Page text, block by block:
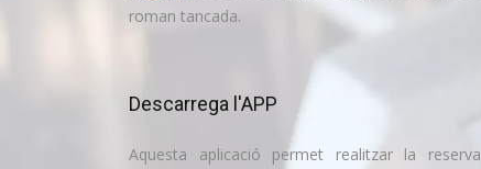
roman tancada.
Descarrega l'APP
Aquesta aplicació permet realitzar la reserva